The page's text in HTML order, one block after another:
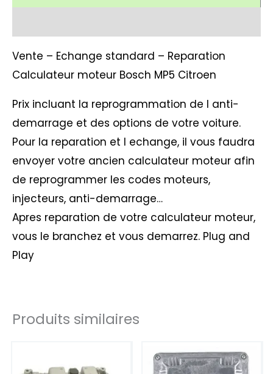
Vente – Echange standard – Reparation
Calculateur moteur Bosch MP5 Citroen
Prix incluant la reprogrammation de l anti-
demarrage et des options de votre voiture.
Pour la reparation et l echange, il vous faudra
envoyer votre ancien calculateur moteur afin
de reprogrammer les codes moteurs,
injecteurs, anti-demarrage…
Apres reparation de votre calculateur moteur,
vous le branchez et vous demarrez. Plug and
Play
Produits similaires